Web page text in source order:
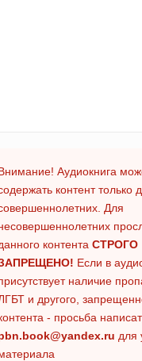
Аудиокнига
контент только
Для
контента СТРОГО
Если в
наличие
и другого,
- просьба
для